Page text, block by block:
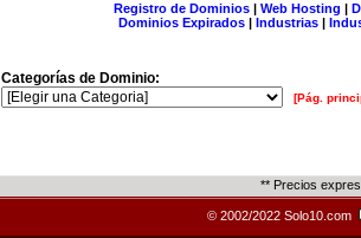
Registro de Dominios| Web Hosting |
Dominios Expirados | Industrias |
Categorías de Dominio:
[Pág.
** Precios
© 2002/2022 Solo10.com